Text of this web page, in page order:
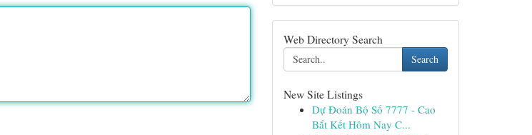
Web Directory Search
Search
New Site Listings
Dự Đoán Bộ Số 7777 - Cao
Bắt Kết Hôm Nay C...